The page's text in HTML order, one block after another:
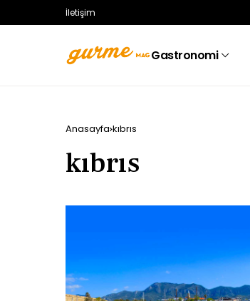
İletişim
Gastronomi
Anasayfa kıbrıs
kıbrıs